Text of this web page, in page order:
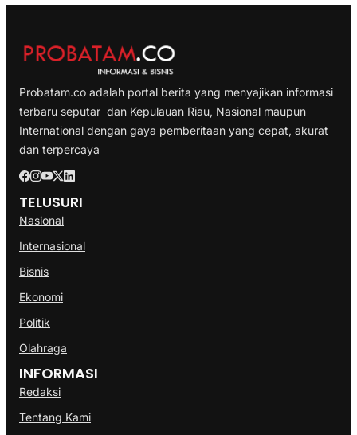
Probatam.co adalah portal berita yang menyajikan informasi
terbaru seputar dan Kepulauan Riau, Nasional maupun
International dengan gaya pemberitaan yang cepat, akurat
dan terpercaya
TELUSURI
Nasional
Internasional
Bisnis
Ekonomi
Politik
Olahraga
INFORMASI
Redaksi
Tentang Kami